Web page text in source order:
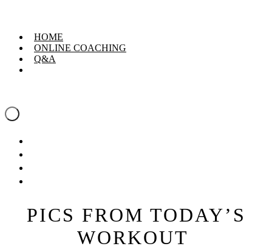
HOME
ONLINE COACHING
Q&A
Menu
Toggle
PICS FROM TODAY’S
WORKOUT